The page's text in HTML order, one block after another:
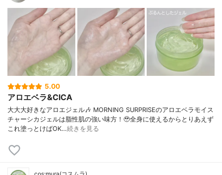
5.00
アロエベラ&CICA
大大大好きなアロエジェル🎶 MORNING SURPRISEのアロエベラモイス
チャーシカジェルは脂性肌の強い味方！🥹全身に使えるからとりあえず
これ塗っとけばOK…続きを見る